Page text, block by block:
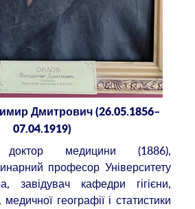
Дмитрович (26.05.1856–
07.04.1919)
доктор медицини (1886),
професор Університету
завідувач кафедри гігієни,
медичної географії і статистики